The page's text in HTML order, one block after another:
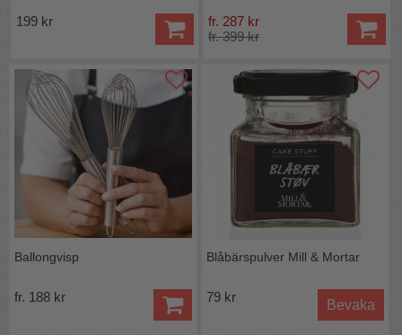
199 kr
fr. 287 kr
fr. 399 kr
Ballongvisp
fr. 188 kr
Blåbärspulver Mill & Mortar
79 kr
Bevaka